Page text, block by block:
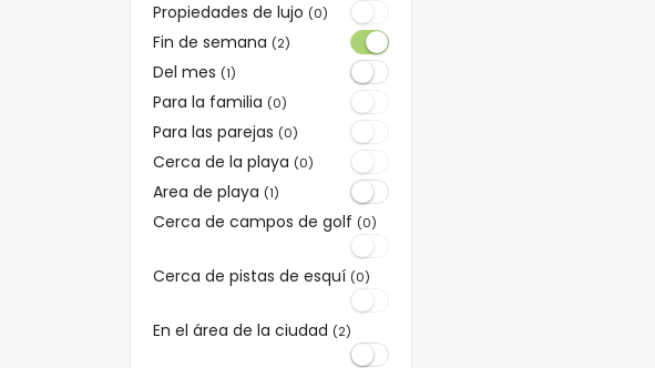
Propiedades de lujo (0)
Fin de semana (2)
Del mes (1)
Para la familia (0)
Para las parejas (0)
Cerca de la playa (0)
Area de playa (1)
Cerca de campos de golf (0)
Cerca de pistas de esquí (0)
En el área de la ciudad (2)